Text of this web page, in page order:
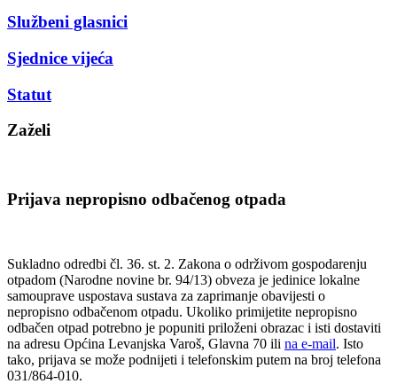
Službeni glasnici
Sjednice vijeća
Statut
Zaželi
Prijava nepropisno odbačenog otpada
Sukladno odredbi čl. 36. st. 2. Zakona o održivom gospodarenju
otpadom (Narodne novine br. 94/13) obveza je jedinice lokalne
samouprave uspostava sustava za zaprimanje obavijesti o
nepropisno odbačenom otpadu. Ukoliko primijetite nepropisno
odbačen otpad potrebno je popuniti priloženi obrazac i isti dostaviti
na adresu Općina Levanjska Varoš, Glavna 70 ili na e-mail. Isto
tako, prijava se može podnijeti i telefonskim putem na broj telefona
031/864-010.